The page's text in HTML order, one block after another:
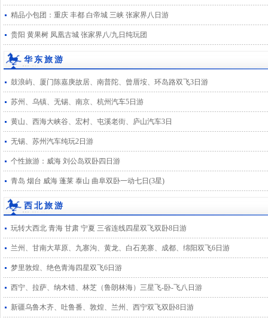
精品小包团：重庆 丰都 白帝城 三峡 张家界八日游
贵阳 黄果树 凤凰古城 张家界八/九日纯玩团
华东旅游
鼓浪屿、厦门陈嘉庚故居、南普陀、曾厝垵、环岛路双飞3日游
苏州、乌镇、无锡、南京、杭州汽车5日游
黄山、西海大峡谷、宏村、屯溪老街、庐山汽车3日
无锡、苏州汽车纯玩2日游
个性旅游：威海 刘公岛双卧四日游
青岛 烟台 威海 蓬莱 泰山 曲阜双卧一动七日(3星)
西北旅游
玩转大西北 青海 甘肃 宁夏 三省连线四星双飞双卧8日游
兰州、甘南大草原、九寨沟、黄龙、白石羌寨、成都、绵阳双飞6日游
梦里敦煌、绝色青海四星双飞6日游
西宁、拉萨、纳木错、林芝（鲁朗林海）三星飞-卧-飞八日游
新疆乌鲁木齐、吐鲁番、敦煌、兰州、西宁双飞双卧8日游